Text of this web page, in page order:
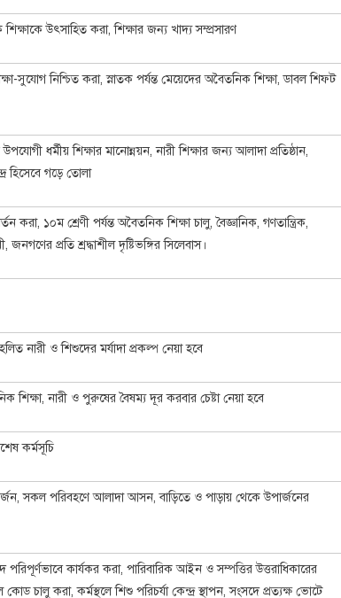
উৎসাহিত করা, শিক্ষার জন্য খাদ্য সম্প্রসারণ
সুযোগ নিশ্চিত করা, স্নাতক পর্যন্ত মেয়েদের অবৈতনিক শিক্ষা, ডাবল শিফট
ধর্মীয় শিক্ষার মানোন্নয়ন, নারী শিক্ষার জন্য আলাদা প্রতিষ্ঠান,
হিসেবে গড়ে তোলা
করা, ১০ম শ্রেণী পর্যন্ত অবৈতনিক শিক্ষা চালু, বৈজ্ঞানিক, গণতান্ত্রিক,
জনগণের প্রতি শ্রদ্ধাশীল দৃষ্টিভঙ্গির সিলেবাস।
নারী ও শিশুদের মর্যাদা প্রকল্প নেয়া হবে
শিক্ষা, নারী ও পুরুষের বৈষম্য দূর করবার চেষ্টা নেয়া হবে
কর্মসূচি
সকল পরিবহণে আলাদা আসন, বাড়িতে ও পাড়ায় থেকে উপার্জনের
কার্যকর করা, পারিবারিক আইন ও সম্পত্তির উত্তরাধিকারের
কোড চালু করা, কর্মস্থলে শিশু পরিচর্যা কেন্দ্র স্থাপন, সংসদে প্রত্যক্ষ ভোটে